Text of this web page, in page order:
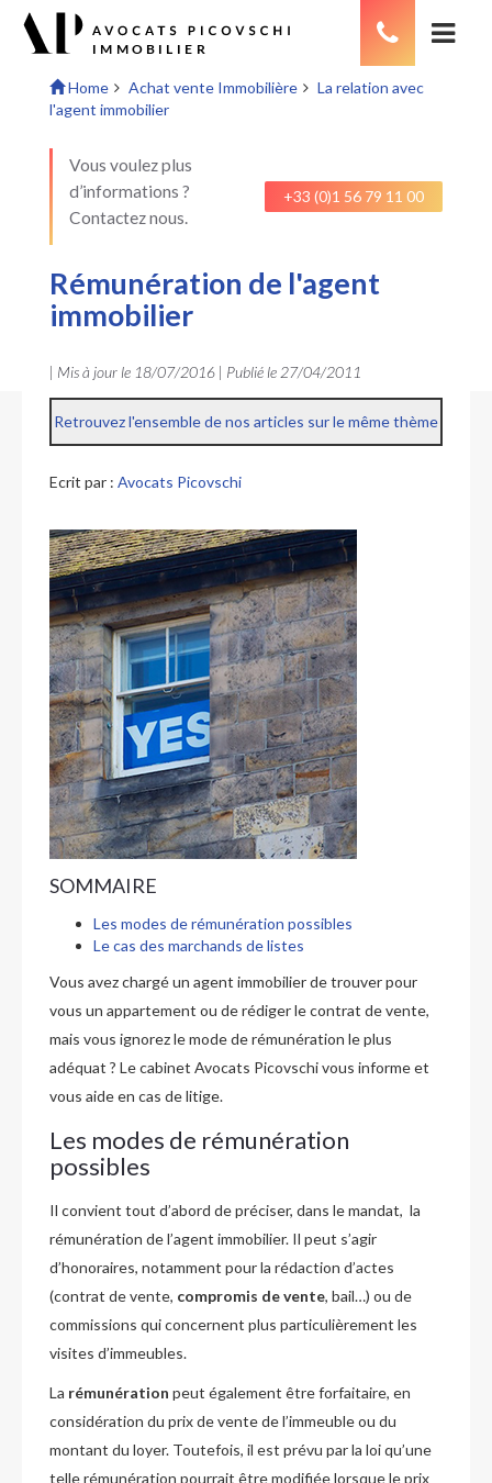
Home Achat vente Immobilière
La relation avec
l'agent immobilier
Vous voulez plus
d’informations ?
Contactez nous.
+33 (0)1 56 79 11 00
Rémunération de l'agent
immobilier
| Mis à jour le 18/07/2016 | Publié le 27/04/2011
Retrouvez l'ensemble de nos articles sur le même thème
Ecrit par : Avocats Picovschi
SOMMAIRE
Les modes de rémunération possibles
Le cas des marchands de listes
Vous avez chargé un agent immobilier de trouver pour
vous un appartement ou de rédiger le contrat de vente,
mais vous ignorez le mode de rémunération le plus
adéquat ? Le cabinet Avocats Picovschi vous informe et
vous aide en cas de litige.
Les modes de rémunération
possibles
Il convient tout d’abord de préciser, dans le mandat, la
rémunération de l’agent immobilier. Il peut s’agir
d’honoraires, notamment pour la rédaction d’actes
(contrat de vente, compromis de vente, bail…) ou de
commissions qui concernent plus particulièrement les
visites d’immeubles.
La rémunération peut également être forfaitaire, en
considération du prix de vente de l’immeuble ou du
montant du loyer. Toutefois, il est prévu par la loi qu’une
telle rémunération pourrait être modifiée lorsque le prix